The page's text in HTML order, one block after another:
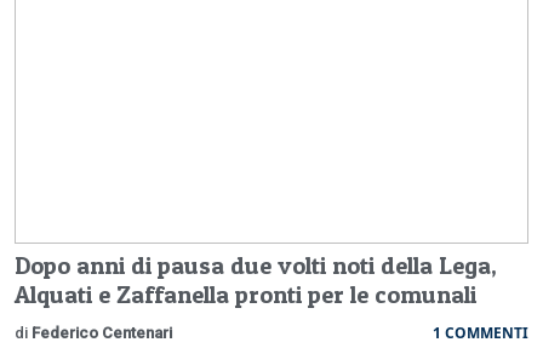
Dopo anni di pausa due volti noti della Lega,
Alquati e Zaffanella pronti per le comunali
di Federico Centenari 1 COMMENTI